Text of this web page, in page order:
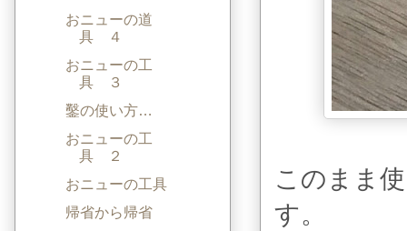
このまま
す。
おニューの道
具 ４
おニューの工
具 ３
鑿の使い方…
おニューの工
具 ２
おニューの工具
帰省から帰省